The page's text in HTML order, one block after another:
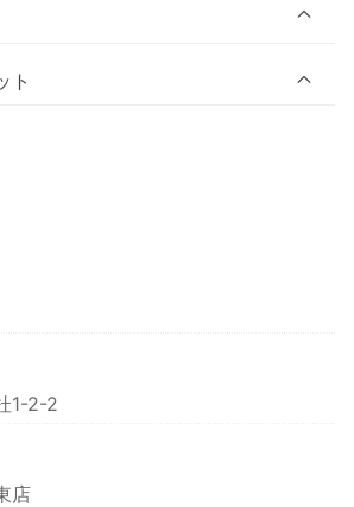
ト
1-2-2
店